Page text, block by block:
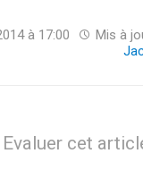
à 17:00 Mis à
Evaluer cet